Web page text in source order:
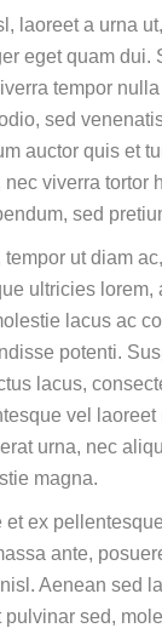
laoreet a urna
eget quam dui.
tempor
sed
auctor quis et
viverra tortor
sed
ut diam
ultricies lorem,
lacus ac
potenti.
lacus,
vel laoreet
urna, nec
magna.
et ex
ante,
Aenean sed
sed,